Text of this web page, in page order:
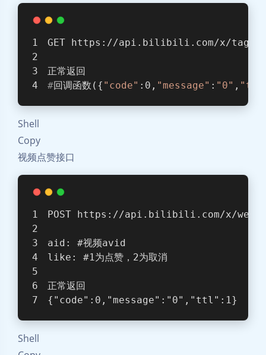
GET https://api.bilibili.com/x/tag/
正常返回
#回调函数({ "code" :0, "message" : "0" ,
Shell
Copy
视频点赞接口
POST https://api.bilibili.com/x/
aid: #视频avid
like: #1为点赞，2为取消
正常返回
{ "code" :0, "message" : "0" , "ttl" :1}
Shell